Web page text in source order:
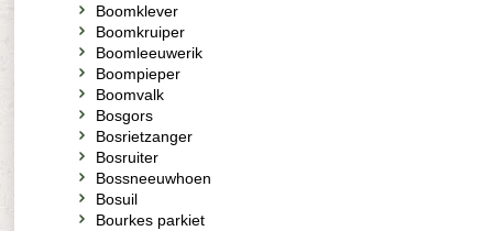
Boomklever
Boomkruiper
Boomleeuwerik
Boompieper
Boomvalk
Bosgors
Bosrietzanger
Bosruiter
Bossneeuwhoen
Bosuil
Bourkes parkiet